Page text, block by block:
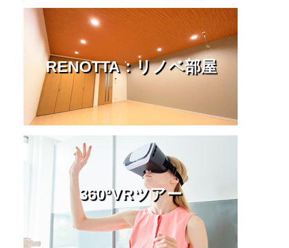
RENOTTA：リノベ部屋
360°VRツアー